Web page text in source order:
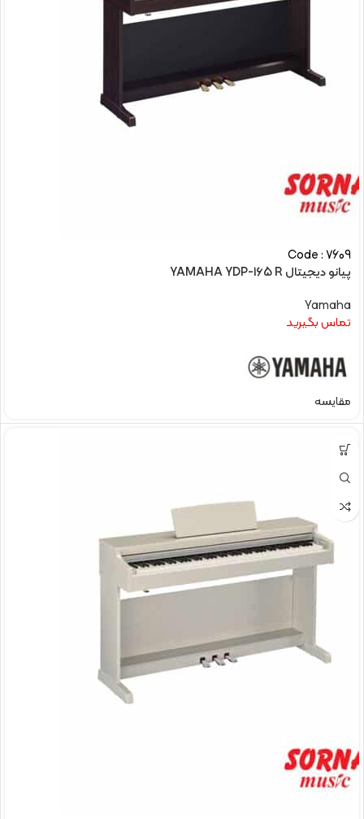
Code : 7609
پیانو دیجیتال YAMAHA YDP-165 R
Yamaha
تماس بگیرید
مقایسه